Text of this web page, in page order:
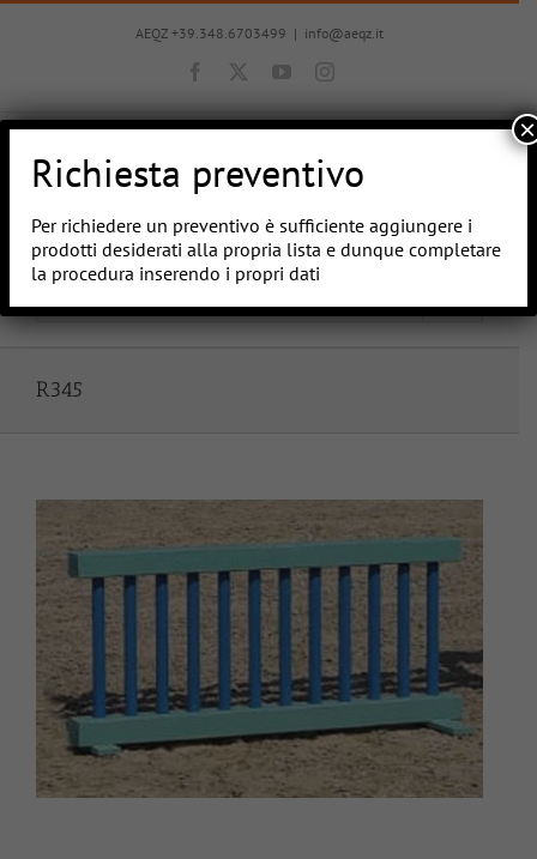
Salta
AEQZ +39.348.6703499 | info@aeqz.it
Facebook YouTubeInstagram
Vai a...
R345
Richiesta preventivo
Per richiedere un preventivo è sufficiente aggiungere i
prodotti desiderati alla propria lista e dunque completare
la procedura inserendo i propri dati
×